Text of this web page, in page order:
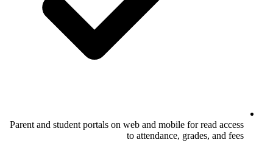
Parent and student portals on web and mobile for read access
to attendance, grades, and fees